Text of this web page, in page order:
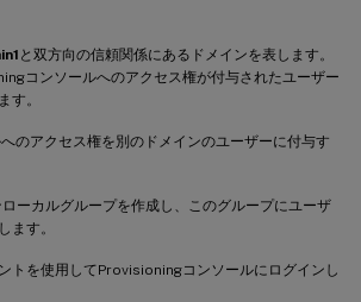
と双方向の信頼関係にあるドメインを表します。
コンソールへのアクセス権が付与されたユーザー
す。
のアクセス権を別のドメインのユーザーに付与す
ーカルグループを作成し、このグループにユーザ
ます。
トを使用してProvisioningコンソールにログインし